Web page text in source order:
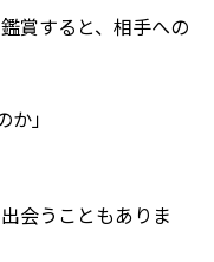
賞すると、相手への
」
会うこともありま